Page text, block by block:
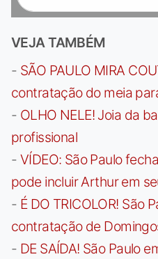
VEJA TAMBÉM
- SÃO PAULO MIRA
contratação do meia
- OLHO NELE! Joia da
profissional
- VÍDEO: São Paulo
pode incluir Arthur em
- É DO TRICOLOR! São
contratação de
- DE SAÍDA! São Paulo